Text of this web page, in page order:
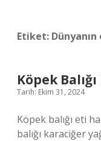
Etiket:
Köpek
Tarih: Ekim 31, 2024
Köpek balığı eti
balığı karaciğer